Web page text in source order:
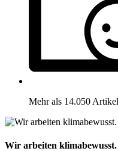
Mehr als 14.050 Artikel
Wir arbeiten klimabewusst.